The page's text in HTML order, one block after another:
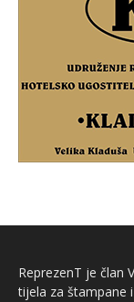
ReprezenT je član
tijela za štampane